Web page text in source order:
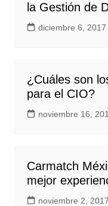
la Gestión de
diciembre 6, 2017
¿Cuáles son
para el CIO?
noviembre 16,
Carmatch
mejor
noviembre 2, 2017